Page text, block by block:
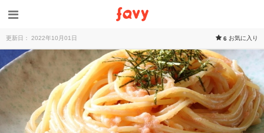
更新日： 2022年10月01日 6 お気に入り